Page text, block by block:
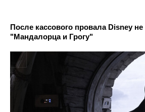
После кассового провала Disney не
"Мандалорца и Грогу"